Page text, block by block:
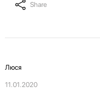
Share
Люся
11.01.2020